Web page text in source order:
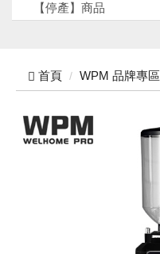
【停產】商品
首頁 WPM 品牌專區